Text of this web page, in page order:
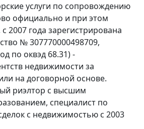
услуги по сопровождению
официально и при этом
2007 года зарегистрирована
№ 307770000498709,
по оквэд 68.31) -
недвижимости за
на договорной основе.
риэлтор с высшим
специалист по
с недвижимостью с 2003